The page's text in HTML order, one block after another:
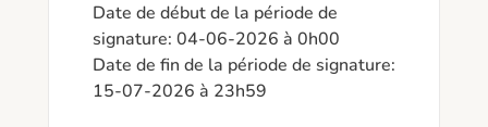
Date de début de la période de
signature: 04-06-2026 à 0h00
Date de fin de la période de signature:
15-07-2026 à 23h59